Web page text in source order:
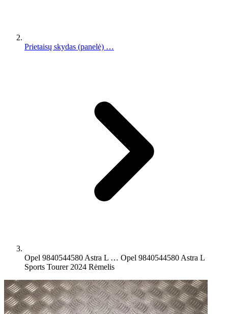
Prietaisų skydas (panelė) …
Opel 9840544580 Astra L … Opel 9840544580 Astra L
Sports Tourer 2024 Rėmelis